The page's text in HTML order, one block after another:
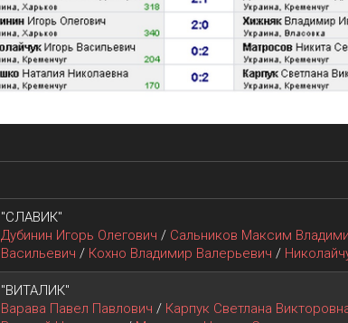
"СЛАВИК"
Дубинин Игорь Олегович / Сальников Максим
Васильевич / Кохно Владимир Валерьевич /
"ВИТАЛИК"
Варава Павел Павлович / Карпук Светлана